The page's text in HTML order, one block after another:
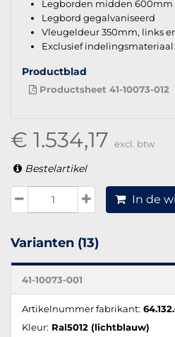
Legborden midden 600mm
Legbord gegalvaniseerd
Vleugeldeur 350mm, links
Exclusief indelingsmateriaal
Productblad
Productsheet 41-10073-012
€ 1.534,17 excl. btw
Bestelartikel
In de
Varianten (13)
41-10073-001
Artikelnummer fabrikant:
Kleur: Ral5012 (lichtblauw)